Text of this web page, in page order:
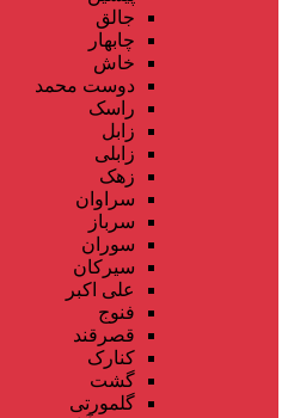
جالق
چابهار
خاش
دوست محمد
راسک
زابل
زابلی
زهک
سراوان
سرباز
سوران
سیرکان
علی اکبر
فنوج
قصرقند
کنارک
گشت
گلمورتی